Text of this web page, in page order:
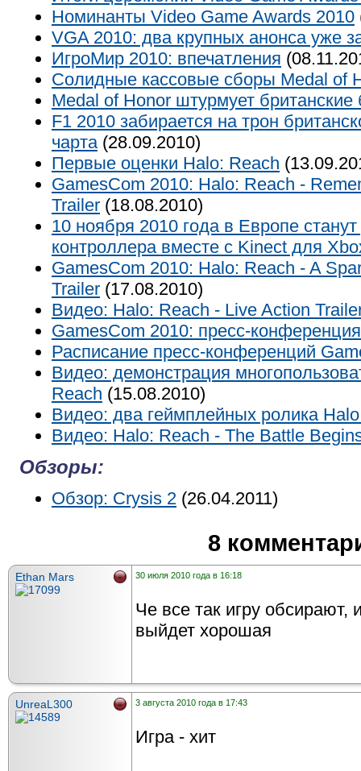
Номинанты Video Game Awards 2010
VGA 2010: два крупных анонса уже
ИгроМир 2010: впечатления
Солидные кассовые сборы Medal of
Medal of Honor штурмует британские
F1 2010 забирается на трон
чарта(28.09.2010)
Первые оценки Halo: Reach
GamesCom 2010: Halo: Reach -
Trailer (18.08.2010)
10 ноября 2010 года в Европе
контроллера вместе с Kinect для
GamesCom 2010: Halo: Reach - A
Trailer (17.08.2010)
Видео: Halo: Reach - Live Action
GamesCom 2010: пресс-
Расписание пресс-конференций
Видео: демонстрация
Reach (15.08.2010)
Видео: два геймплейных ролика
Видео: Halo: Reach - The Battle
Обзоры:
Обзор: Crysis 2 (26.04.2011)
8
Ethan Mars 30 июля 2010 года в 16:18
Че все так игру обсирают,
выйдет хорошая
UnreaL300 3 августа 2010 года в 17:43
Игра - хит